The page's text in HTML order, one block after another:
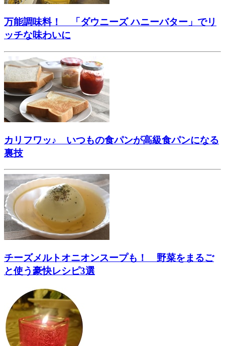
万能調味料！ 「ダウニーズ ハニーバター」でリ
ッチな味わいに
カリフワッ♪ いつもの食パンが高級食パンになる
裏技
チーズメルトオニオンスープも！ 野菜をまるご
と使う豪快レシピ3選